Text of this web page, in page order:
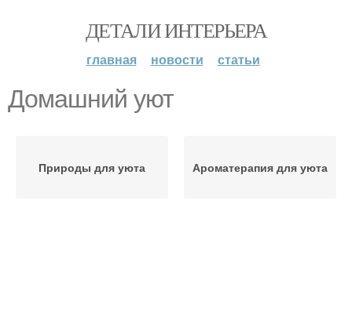
ДЕТАЛИ ИНТЕРЬЕРА
главная новости статьи
Домашний уют
Природы для уюта Ароматерапия для уюта